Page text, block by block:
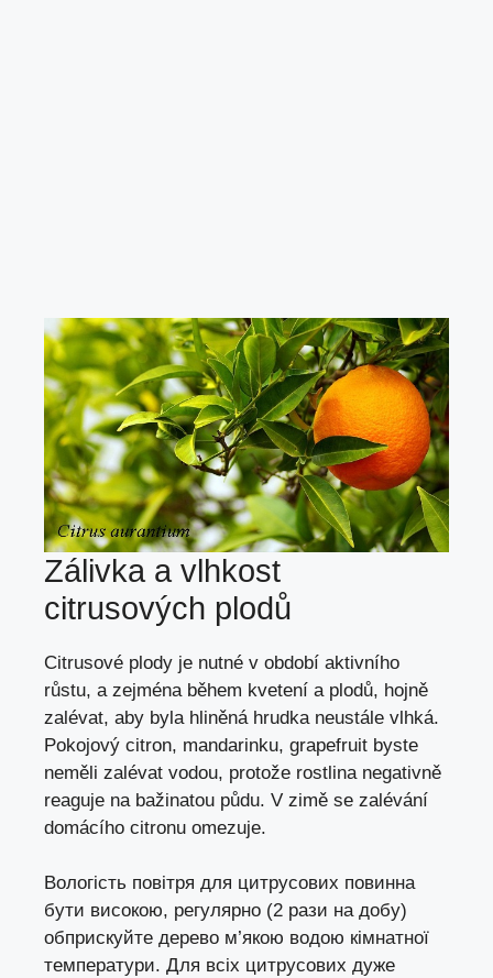
Zálivka a vlhkost
citrusových plodů
Citrusové plody je nutné v období aktivního
růstu, a zejména během kvetení a plodů, hojně
zalévat, aby byla hliněná hrudka neustále vlhká.
Pokojový citron, mandarinku, grapefruit byste
neměli zalévat vodou, protože rostlina negativně
reaguje na bažinatou půdu. V zimě se zalévání
domácího citronu omezuje.
Вологість повітря для цитрусових повинна
бути високою, регулярно (2 рази на добу)
обприскуйте дерево м’якою водою кімнатної
температури. Для всіх цитрусових дуже